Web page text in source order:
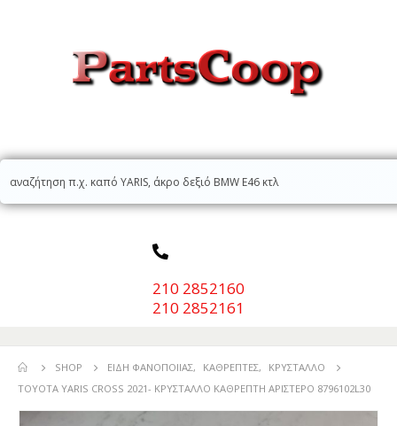
210 2852160
210 2852161
SHOP ΕΊΔΗ ΦΑΝΟΠΟΙΊΑΣ, ΚΑΘΡΈΠΤΕΣ,
ΚΡΎΣΤΑΛΛΟ
TOYOTA YARIS CROSS 2021- ΚΡΥΣΤΑΛΛΟ ΚΑΘΡΕΠΤΗ ΑΡΙΣΤΕΡΟ 8796102L30